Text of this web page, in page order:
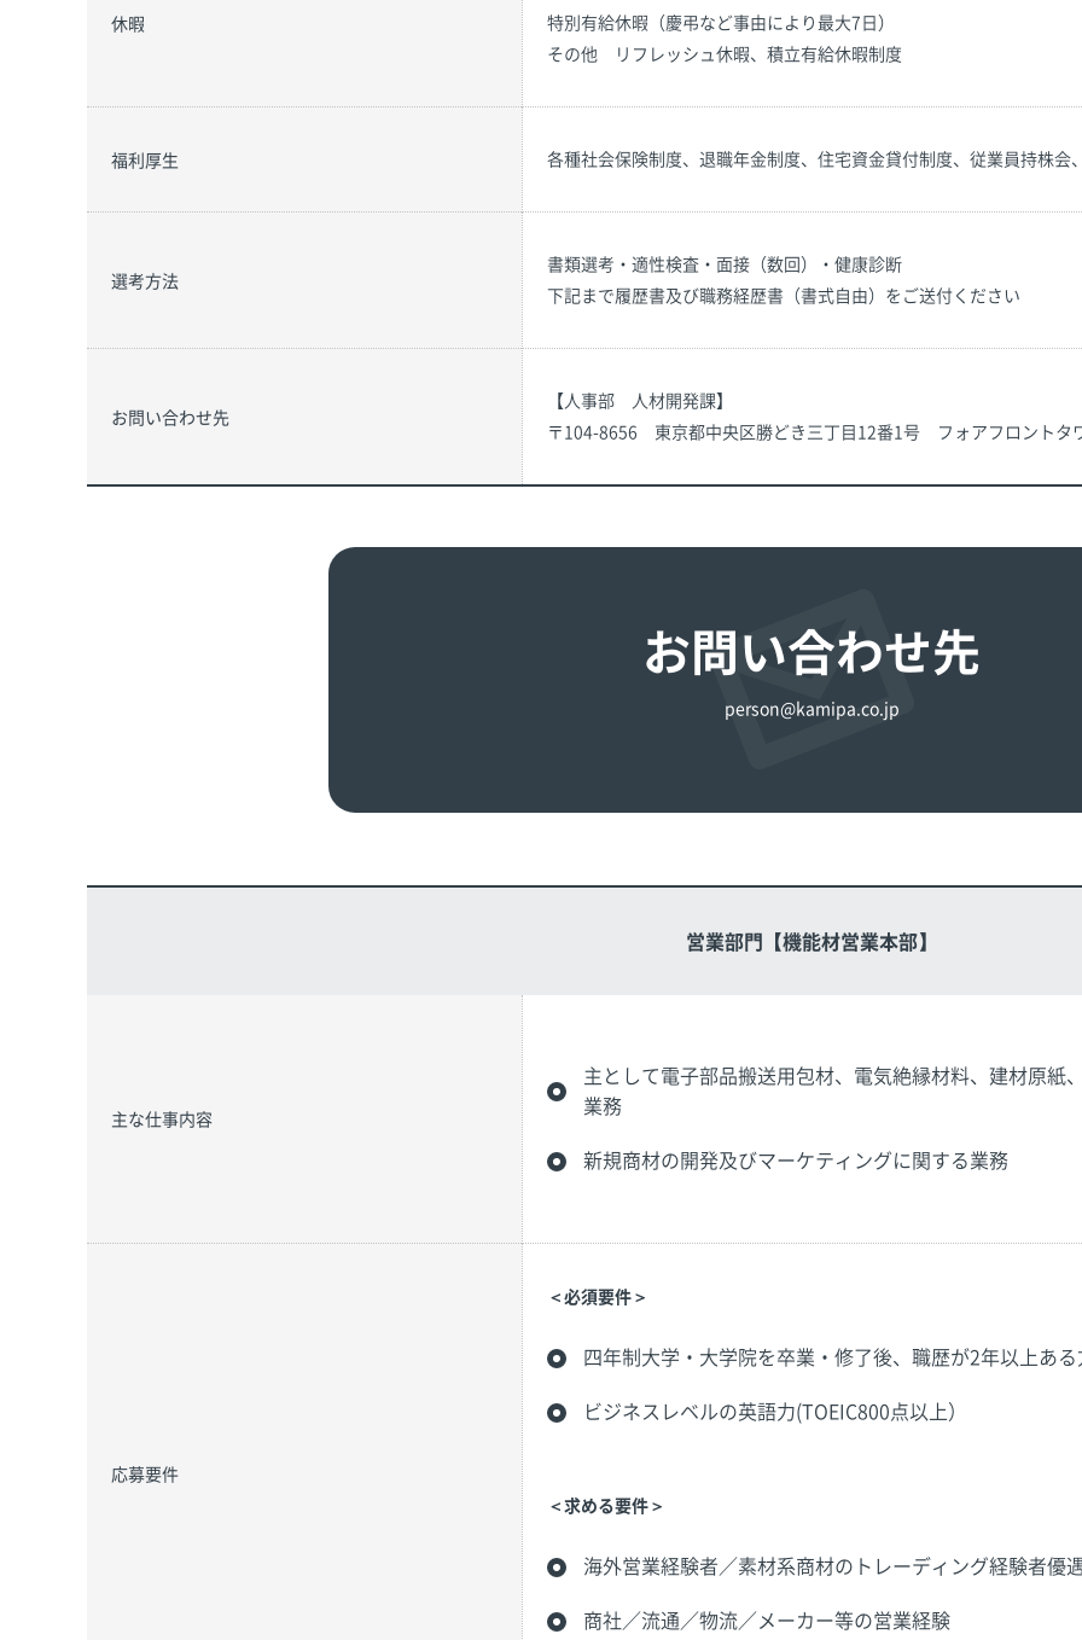
休暇
特別有給休暇（慶弔など事由により最大7日）
その他 リフレッシュ休暇、積立有給休暇制度
福利厚生 各種社会保険制度、退職年金制度、住宅資金貸付制度、従業員持株
選考方法
書類選考・適性検査・面接（数回）・健康診断
下記まで履歴書及び職務経歴書（書式自由）をご送付ください
お問い合わせ先
【人事部 人材開発課】
〒104-8656 東京都中央区勝どき三丁目12番1号 フォアフロントタ
お問い合わせ先
person@kamipa.co.jp
営業部門【機能材営業本部】
主な仕事内容
主として電子部品搬送用包材、電気絶縁材料、建材原紙
業務
新規商材の開発及びマーケティングに関する業務
応募要件
＜必須要件＞
四年制大学・大学院を卒業・修了後、職歴が2年以上ある
ビジネスレベルの英語力(TOEIC800点以上）
＜求める要件＞
海外営業経験者／素材系商材のトレーディング経験者優
商社／流通／物流／メーカー等の営業経験